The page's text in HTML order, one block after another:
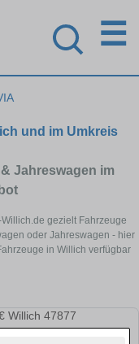
☰
und im Umkreis
Jahreswagen im
gezielt Fahrzeuge
oder Jahreswagen - hier
in Willich verfügbar